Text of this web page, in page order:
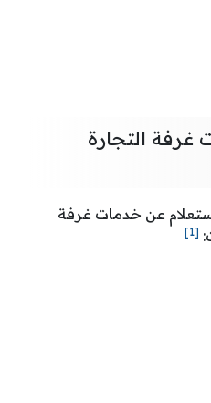
غرفة التجارة
عن خدمات غرفة
[1]